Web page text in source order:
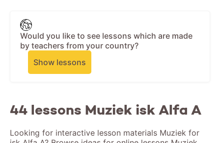
Would you like to see lessons which are made
by teachers from your country?
Show lessons
44 lessons Muziek isk Alfa A
Looking for interactive lesson materials Muziek for